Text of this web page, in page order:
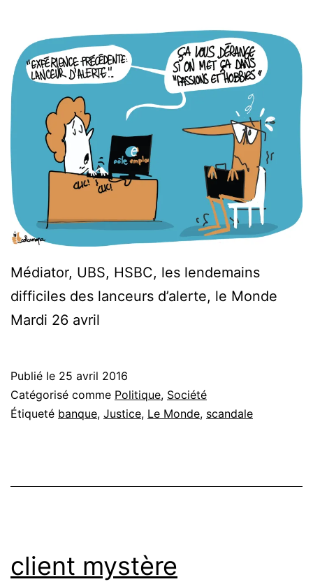
Médiator, UBS, HSBC, les lendemains
difficiles des lanceurs d’alerte, le Monde
Mardi 26 avril
Publié le 25 avril 2016
Catégorisé comme Politique, Société
Étiqueté banque, Justice, Le Monde, scandale
client mystère